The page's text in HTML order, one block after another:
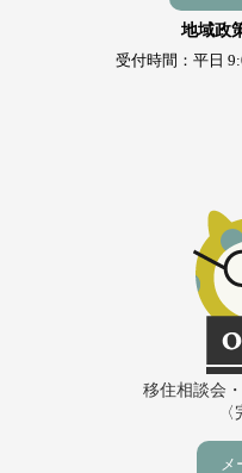
地域政
受付時間：平日
移住相談会
メ